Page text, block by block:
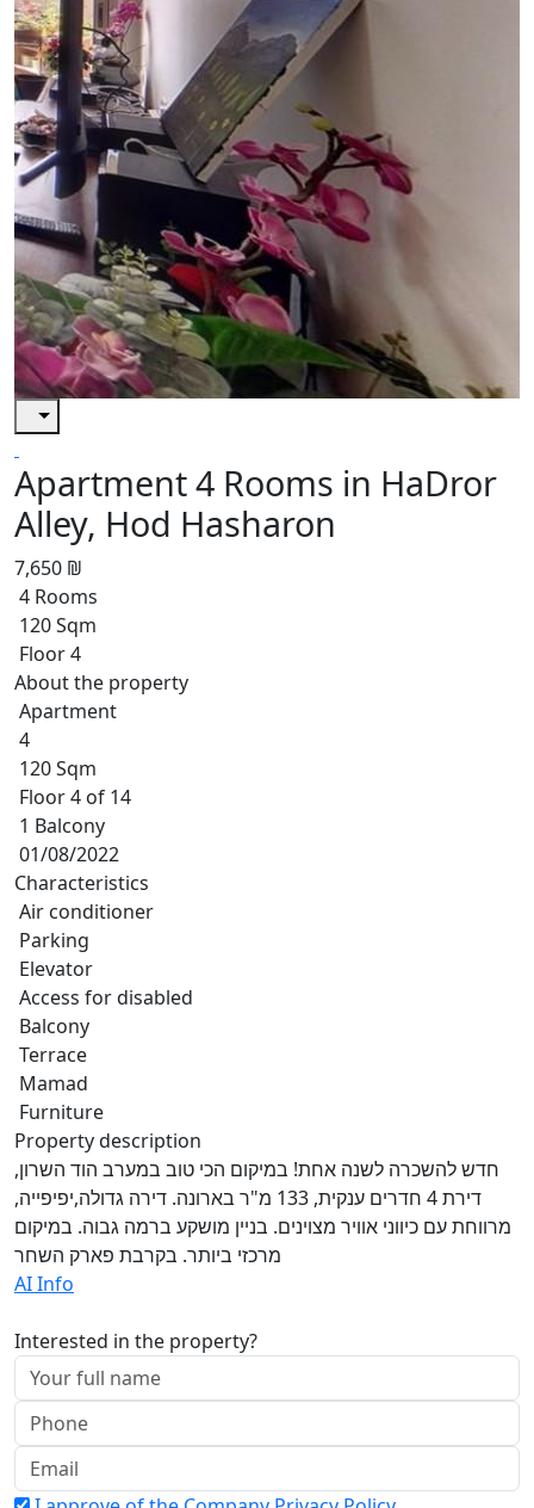
Apartment 4 Rooms in HaDror
Alley, Hod Hasharon
7,650 ₪
4 Rooms
120 Sqm
Floor 4
About the property
Apartment
4
120 Sqm
Floor 4 of 14
1 Balcony
01/08/2022
Characteristics
Air conditioner
Parking
Elevator
Access for disabled
Balcony
Terrace
Mamad
Furniture
Property description
חדש להשכרה לשנה אחת! במיקום הכי טוב במערב הוד השרון,
דירת 4 חדרים ענקית, 133 מ"ר בארונה. דירה גדולה,יפיפייה,
מרווחת עם כיווני אוויר מצוינים. בניין מושקע ברמה גבוה. במיקום
מרכזי ביותר. בקרבת פארק השחר
AI Info
Interested in the property?